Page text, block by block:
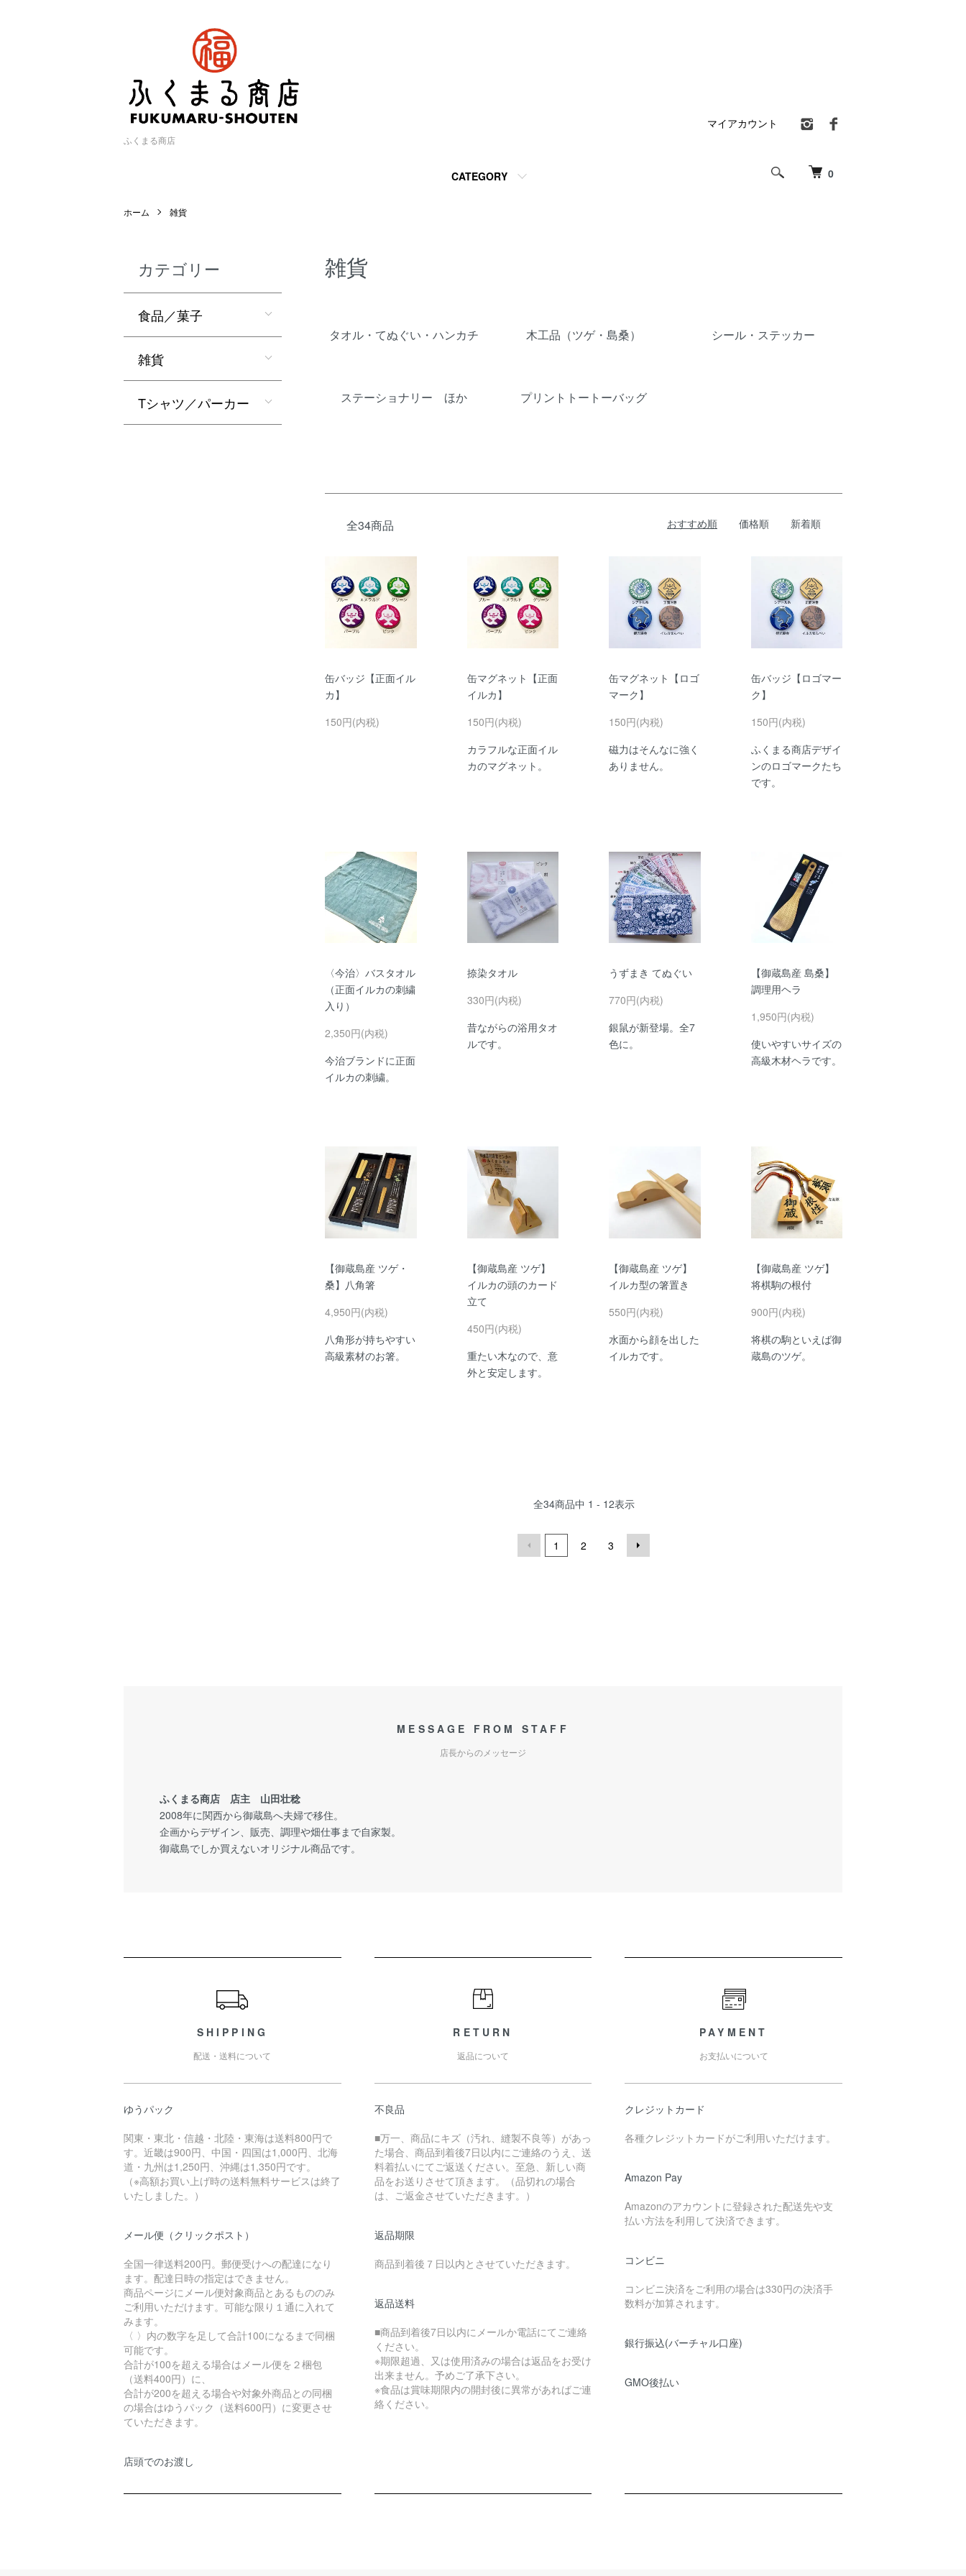
ふくまる商店
0
CATEGORY
マイアカウント
ホーム 雑貨
雑貨
タオル・てぬぐい・ハンカチ
木工品（ツゲ・島桑） シール・ステッカー
ステーショナリー ほか プリントトートーバッグ
全34商品 おすすめ順 価格順 新着順
缶バッジ【正面イル
カ】
150円(内税)
缶マグネット【正面
イルカ】
150円(内税)
カラフルな正面イル
カのマグネット。
缶マグネット【ロゴ
マーク】
150円(内税)
磁力はそんなに強く
ありません。
缶バッジ【ロゴマー
ク】
150円(内税)
ふくまる商店デザイ
ンのロゴマークたち
です。
〈今治〉バスタオル
（正面イルカの刺繍
入り）
2,350円(内税)
今治ブランドに正面
イルカの刺繍。
捺染タオル
330円(内税)
昔ながらの浴用タオ
ルです。
うずまき てぬぐい
770円(内税)
銀鼠が新登場。全7
色に。
【御蔵島産 島桑】
調理用ヘラ
1,950円(内税)
使いやすいサイズの
高級木材ヘラです。
【御蔵島産 ツゲ・
桑】八角箸
4,950円(内税)
八角形が持ちやすい
高級素材のお箸。
【御蔵島産 ツゲ】
イルカの頭のカード
立て
450円(内税)
重たい木なので、意
外と安定します。
【御蔵島産 ツゲ】
イルカ型の箸置き
550円(内税)
水面から顔を出した
イルカです。
【御蔵島産 ツゲ】
将棋駒の根付
900円(内税)
将棋の駒といえば御
蔵島のツゲ。
全34商品中 1 - 12表示
1 2 3
カテゴリー
食品／菓子
雑貨
Tシャツ／パーカー
MESSAGE FROM STAFF
店長からのメッセージ
ふくまる商店 店主 山田壮稔
2008年に関西から御蔵島へ夫婦で移住。
企画からデザイン、販売、調理や畑仕事まで自家製。
御蔵島でしか買えないオリジナル商品です。
SHIPPING
配送・送料について
ゆうパック
関東・東北・信越・北陸・東海は送料800円で
す。近畿は900円、中国・四国は1,000円、北海
道・九州は1,250円、沖縄は1,350円です。
（※高額お買い上げ時の送料無料サービスは終了
いたしました。）
メール便（クリックポスト）
全国一律送料200円。郵便受けへの配達になり
ます。配達日時の指定はできません。
商品ページにメール便対象商品とあるもののみ
ご利用いただけます。可能な限り１通に入れて
みます。
〈 〉内の数字を足して合計100になるまで同梱
可能です。
合計が100を超える場合はメール便を２梱包
（送料400円）に、
合計が200を超える場合や対象外商品との同梱
の場合はゆうパック（送料600円）に変更させ
ていただきます。
店頭でのお渡し
RETURN
返品について
不良品
■万一、商品にキズ（汚れ、縫製不良等）があっ
た場合、商品到着後7日以内にご連絡のうえ、送
料着払いにてご返送ください。至急、新しい商
品をお送りさせて頂きます。（品切れの場合
は、ご返金させていただきます。）
返品期限
商品到着後７日以内とさせていただきます。
返品送料
■商品到着後7日以内にメールか電話にてご連絡
ください。
※期限超過、又は使用済みの場合は返品をお受け
出来ません。予めご了承下さい。
※食品は賞味期限内の開封後に異常があればご連
絡ください。
PAYMENT
お支払いについて
クレジットカード
各種クレジットカードがご利用いただけます。
Amazon Pay
Amazonのアカウントに登録された配送先や支
払い方法を利用して決済できます。
コンビニ
コンビニ決済をご利用の場合は330円の決済手
数料が加算されます。
銀行振込(バーチャル口座)
GMO後払い